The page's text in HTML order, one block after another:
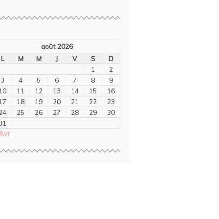
août 2026
L
M M J V S
D
1
2
3
4 5 6 7 8
9
11 12 13 14 15
16
18 19 20 21 22
23
25 26 27 28 29
30